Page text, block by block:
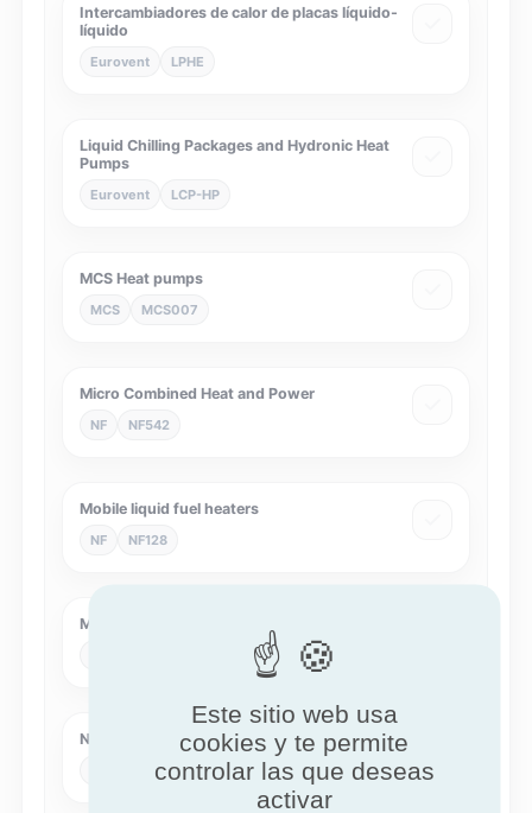
Intercambiadores de calor de placas líquido-
líquido
Eurovent LPHE
Liquid Chilling Packages and Hydronic Heat
Pumps
Eurovent LCP-HP
MCS Heat pumps
MCS MCS007
Micro Combined Heat and Power
NF NF542
Mobile liquid fuel heaters
NF NF128
Multi-energy
NF Air cleaners
NF536
Este sitio web usa
cookies y te permite
controlar las que deseas
activar